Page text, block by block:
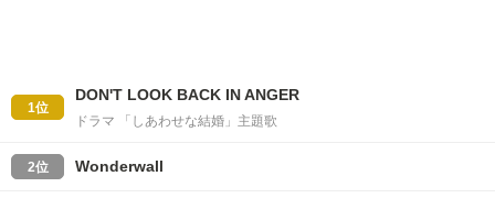
1位
DON'T LOOK BACK IN ANGER
ドラマ 「しあわせな結婚」主題歌
2位 Wonderwall